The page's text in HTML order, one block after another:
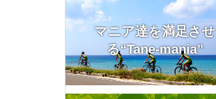
マニア達を満足させ
る“Tane-mania”